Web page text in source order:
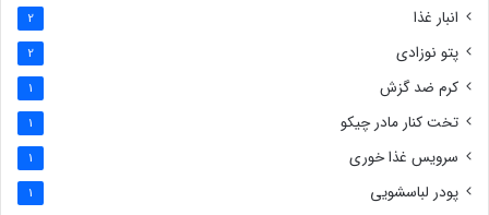
انبار غذا 2
پتو نوزادی 2
کرم ضد گزش 1
تخت کنار مادر چیکو 1
سرویس غذا خوری 1
پودر لباسشویی 1